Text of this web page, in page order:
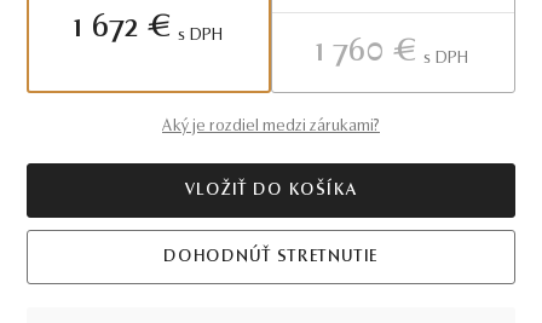
1 672 € S DPH
1 760 € S DPH
Aký je rozdiel medzi zárukami?
VLOŽIŤ DO KOŠÍKA
DOHODNÚŤ STRETNUTIE